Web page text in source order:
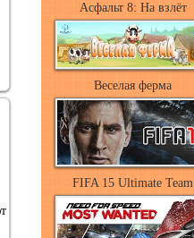
Асфальт 8: На взлёт
Веселая ферма
FIFA 15 Ultimate Team